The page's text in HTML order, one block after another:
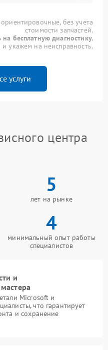
без учета
стоимости запчастей.
на бесплатную диагностику.
укажем на неисправность.
услуги
центра
5
лет на рынке
4
минимальный опыт работы
специалистов
и
Microsoft и
что гарантирует
и сохранение